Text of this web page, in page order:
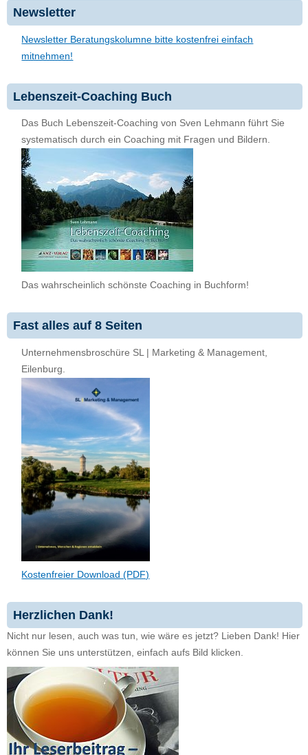
Newsletter
Newsletter Beratungskolumne bitte kostenfrei einfach
mitnehmen!
Lebenszeit-Coaching Buch
Das Buch Lebenszeit-Coaching von Sven Lehmann führt Sie
systematisch durch ein Coaching mit Fragen und Bildern.
Das wahrscheinlich schönste Coaching in Buchform!
Fast alles auf 8 Seiten
Unternehmensbroschüre SL | Marketing & Management,
Eilenburg.
Kostenfreier Download (PDF)
Herzlichen Dank!
Nicht nur lesen, auch was tun, wie wäre es jetzt? Lieben Dank! Hier
können Sie uns unterstützen, einfach aufs Bild klicken.